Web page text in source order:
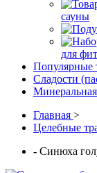
сауны
для
Популярные
Сладости
Главная >
Целебные
- Синюха